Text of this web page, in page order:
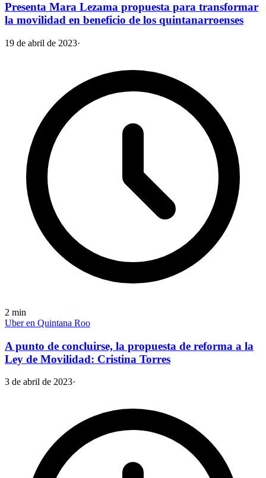
Presenta Mara Lezama propuesta para transformar
la movilidad en beneficio de los quintanarroenses
19 de abril de 2023·
2 min
Uber en Quintana Roo
A punto de concluirse, la propuesta de reforma a la
Ley de Movilidad: Cristina Torres
3 de abril de 2023·